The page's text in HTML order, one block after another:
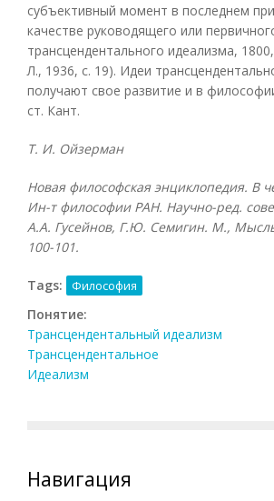
субъективный момент в последнем
качестве руководящего или
трансцендентального идеализма,
Л., 1936, с. 19). Идеи
получают свое развитие и в
ст. Кант.
Т. И. Ойзерман
Новая философская энциклопедия. В
Ин-т философии РАН. Научно-ред.
А.А. Гусейнов, Г.Ю. Семигин. М.,
100-101.
Tags: Философия
Понятие:
Трансцендентальный идеализм
Трансцендентальное
Идеализм
Навигация